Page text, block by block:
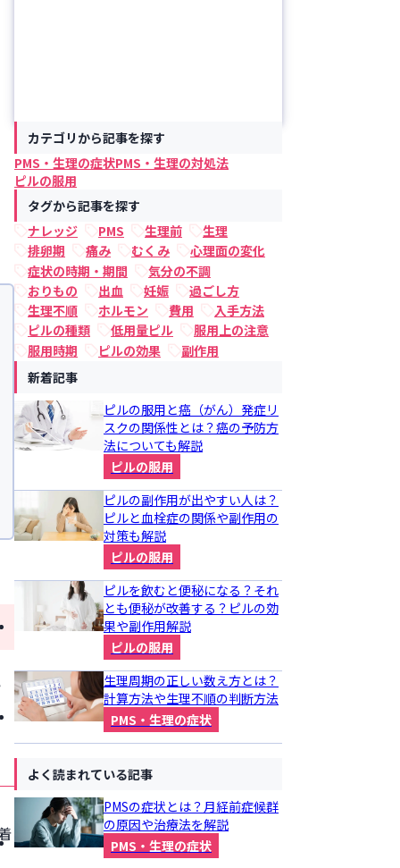
カテゴリから記事を探す
PMS・生理の症状PMS・生理の対処法
ピルの服用
タグから記事を探す
ナレッジ
PMS 生理前
生理
排卵期
痛み むくみ
心理面の変化
症状の時期・期間
気分の不調
おりもの
出血 妊娠
過ごし方
生理不順
ホルモン 費用
入手方法
ピルの種類
低用量ピル
服用上の注意
服用時期
ピルの効果
副作用
新着記事
ピルの服用と癌（がん）発症リ
スクの関係性とは？癌の予防方
法についても解説
ピルの服用
ピルの副作用が出やすい人は？
ピルと血栓症の関係や副作用の
対策も解説
ピルの服用
ピルを飲むと便秘になる？それ
とも便秘が改善する？ピルの効
果や副作用解説
ピルの服用
生理周期の正しい数え方とは？
計算方法や生理不順の判断方法
PMS・生理の症状
よく読まれている記事
PMSの症状とは？月経前症候群
の原因や治療法を解説
PMS・生理の症状